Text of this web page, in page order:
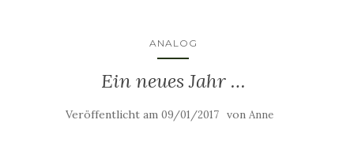
ANALOG
Ein neues Jahr …
Veröffentlicht am 09/01/2017 von Anne